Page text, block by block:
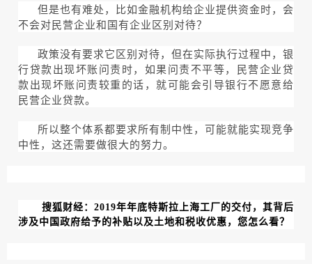
但是也有难处，比如金融机构给企业提供资金时，会
不会对民营企业和国有企业区别对待？
政策没有要求它区别对待，但在实际执行过程中，银
行贷款出现坏账问责时，如果问责不平等，民营企业贷
款出现坏账问责较重的话，就可能会引导银行不愿意给
民营企业贷款。
所以整个体系都要求所有制中性，可能就能实现竞争
中性，这还需要做很大的努力。
搜狐财经：2019年年底特斯拉上海工厂的交付，其背后
涉及中国政府给予的补贴以及土地和税收优惠，您怎么看？